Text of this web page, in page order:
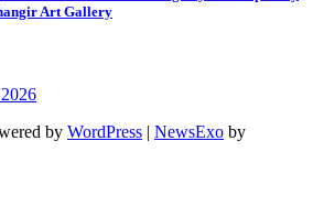
Art Gallery
by WordPress | NewsExo by